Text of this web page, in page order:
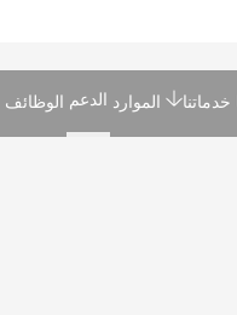
خدماتنا الموارد الدعم الوظائف